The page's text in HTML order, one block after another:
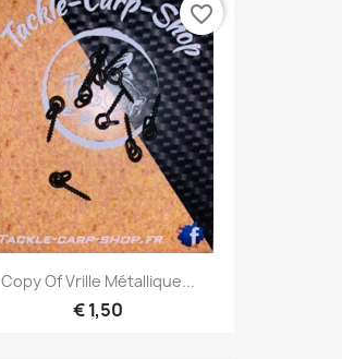
Copy Of Vrille Métallique...
€ 1,50
favorite_border